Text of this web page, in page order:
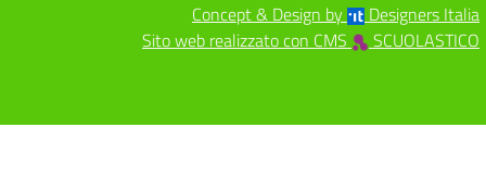
Concept & Design by
Designers Italia
Sito web realizzato con CMS
SCUOLASTICO